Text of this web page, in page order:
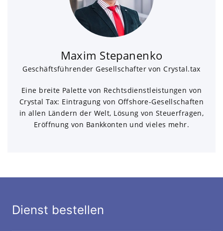
Maxim Stepanenko
Geschäftsführender Gesellschafter von Crystal.tax
Eine breite Palette von Rechtsdienstleistungen von
Crystal Tax: Eintragung von Offshore-Gesellschaften
in allen Ländern der Welt, Lösung von Steuerfragen,
Eröffnung von Bankkonten und vieles mehr.
Dienst bestellen